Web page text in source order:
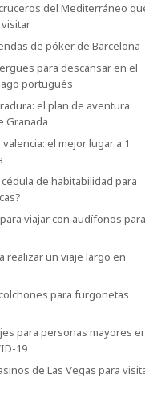
del Mediterráneo
de póker de Barcelona
para descansar en el
portugués
el plan de aventura
Granada
el mejor lugar a 1
cédula de habitabilidad para
viajar con audífonos para
realizar un viaje largo en
para furgonetas
para personas mayores
19
de Las Vegas para